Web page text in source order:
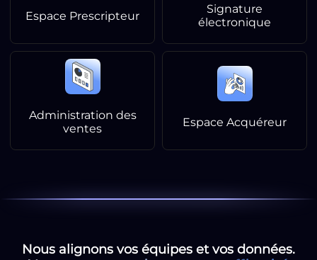
Espace Prescripteur
Signature
électronique
Administration des
ventes
Espace Acquéreur
Nous alignons vos équipes et vos données.